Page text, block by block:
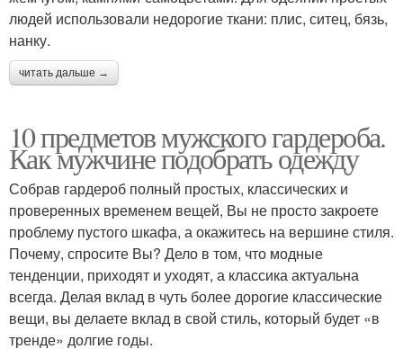
людей использовали недорогие ткани: плис, ситец, бязь,
нанку.
читать дальше →
10 предметов мужского гардероба.
Как мужчине подобрать одежду
Собрав гардероб полный простых, классических и
проверенных временем вещей, Вы не просто закроете
проблему пустого шкафа, а окажитесь на вершине стиля.
Почему, спросите Вы? Дело в том, что модные
тенденции, приходят и уходят, а классика актуальна
всегда. Делая вклад в чуть более дорогие классические
вещи, вы делаете вклад в свой стиль, который будет «в
тренде» долгие годы.